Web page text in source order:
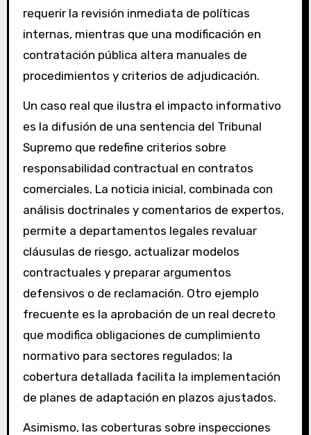
requerir la revisión inmediata de políticas
internas, mientras que una modificación en
contratación pública altera manuales de
procedimientos y criterios de adjudicación.
Un caso real que ilustra el impacto informativo
es la difusión de una sentencia del Tribunal
Supremo que redefine criterios sobre
responsabilidad contractual en contratos
comerciales. La noticia inicial, combinada con
análisis doctrinales y comentarios de expertos,
permite a departamentos legales revaluar
cláusulas de riesgo, actualizar modelos
contractuales y preparar argumentos
defensivos o de reclamación. Otro ejemplo
frecuente es la aprobación de un real decreto
que modifica obligaciones de cumplimiento
normativo para sectores regulados; la
cobertura detallada facilita la implementación
de planes de adaptación en plazos ajustados.
Asimismo, las coberturas sobre inspecciones